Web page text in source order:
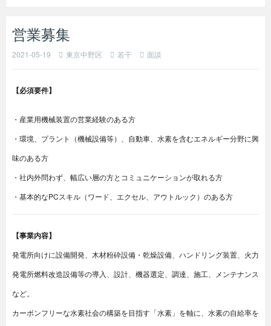
営業募集
2021-05-19 東京中野区 若干 面談
【必須要件】
・産業用機械装置の営業経験のある方
・環境、プラント（機械設備等）、自動車、水素を含むエネルギー分野に興
味のある方
・社内外問わず、幅広い層の方とコミュニケーションが取れる方
・基本的なPCスキル（ワード、エクセル、アウトルック）のある方
【事業内容】
発電所向けに設備開発、木材粉砕設備・乾燥設備、ハンドリング装置、火力
発電所燃料改造設備等の導入、設計、機器選定、調達、施工、メンテナンス
など。
カーボンフリーな水素社会の構築を目指す「水素」を軸に、水素の自給率を